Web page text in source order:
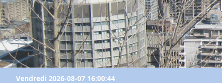
Vendredi 2026-08-07 16:00:44